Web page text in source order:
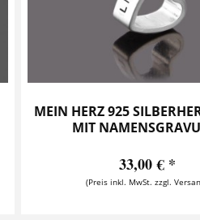
MEIN HERZ 925
MIT
33,00 € *
(Preis inkl. MwSt. zzgl.